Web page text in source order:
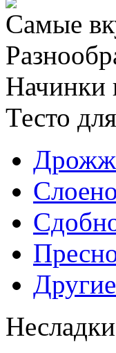
Самые
Начинки
Тесто